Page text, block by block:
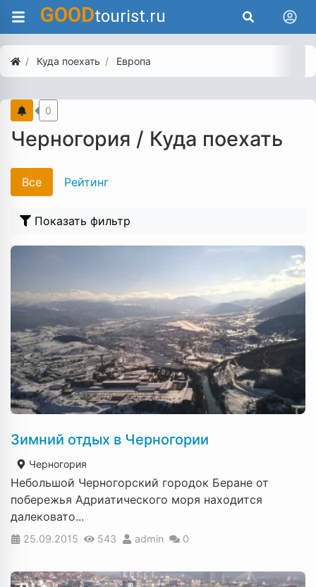
GOODtourist.ru
Куда поехать Европа
Черногория / Куда поехать
0
Все Рейтинг
Показать фильтр
Зимний отдых в Черногории
Черногория
Небольшой Черногорский городок Беране от
побережья Адриатического моря находится
далековато...
25.09.2015 543 admin 0